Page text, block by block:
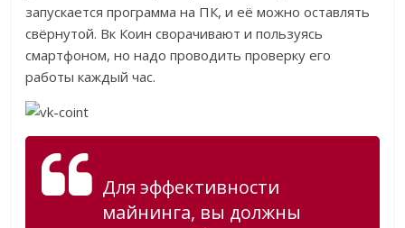
запускается программа на ПК, и её можно оставлять
свёрнутой. Вк Коин сворачивают и пользуясь
смартфоном, но надо проводить проверку его
работы каждый час.
Для эффективности
майнинга, вы должны